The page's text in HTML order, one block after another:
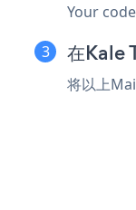
Your
在Kale
将以上